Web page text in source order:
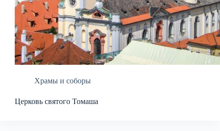
Храмы и соборы
Церковь святого Томаша